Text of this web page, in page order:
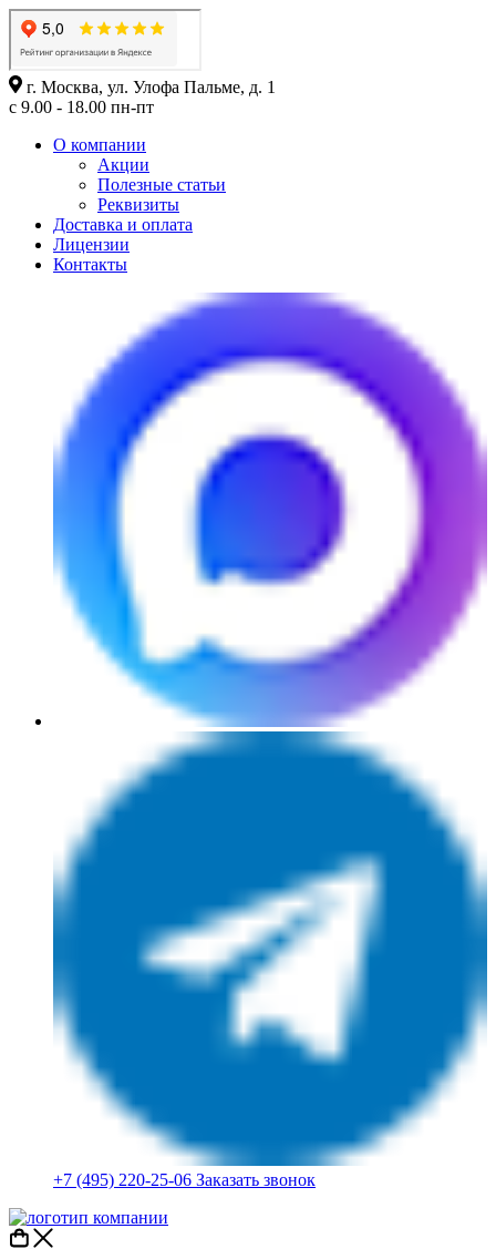
г. Москва, ул. Улофа Пальме, д. 1
с 9.00 - 18.00 пн-пт
О компании
Акции
Полезные статьи
Реквизиты
Доставка и оплата
Лицензии
Контакты
+7 (495) 220-25-06 Заказать звонок